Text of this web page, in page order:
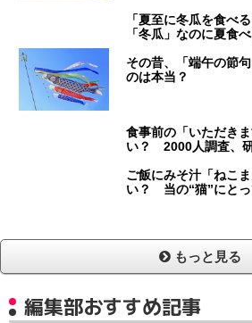
「夏至に冬瓜を食べ
「冬瓜」なのに夏食
その昔、「端午の節
のは本当？
食事前の「いただき
い？ 2000人調査、
ご飯にみそ汁「ねこ
い？ 当の“猫”にとっ
もっと見る
編集部おすすめ記事